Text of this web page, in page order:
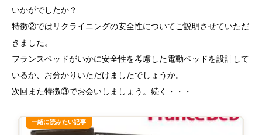
いかがでしたか？
特徴②ではリクライニングの安全性についてご説明させていただ
きました。
フランスベッドがいかに安全性を考慮した電動ベッドを設計して
いるか、お分かりいただけましたでしょうか。
次回また特徴③でお会いしましょう。続く・・・